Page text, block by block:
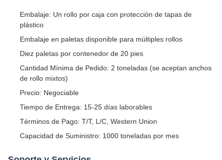
Embalaje: Un rollo por caja con protección de tapas de
plástico
Embalaje en paletas disponible para múltiples rollos
Diez paletas por contenedor de 20 pies
Cantidad Mínima de Pedido: 2 toneladas (se aceptan anchos
de rollo mixtos)
Precio: Negociable
Tiempo de Entrega: 15-25 días laborables
Términos de Pago: T/T, L/C, Western Union
Capacidad de Suministro: 1000 toneladas por mes